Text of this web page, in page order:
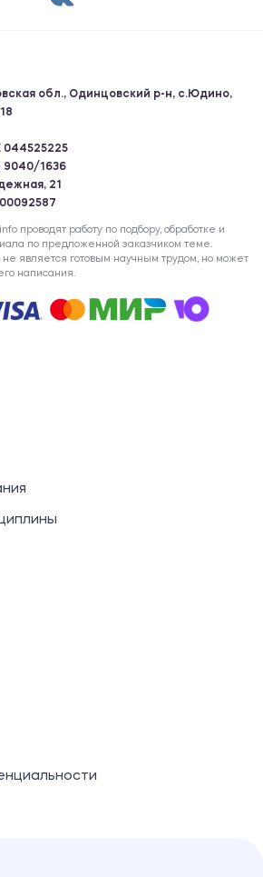
обл., Одинцовский р-н, с.Юдино,
044525225
9040/1636
21
проводят работу по подбору, обработке и
по предложенной заказчиком теме.
не является готовым научным трудом, но может
написания.